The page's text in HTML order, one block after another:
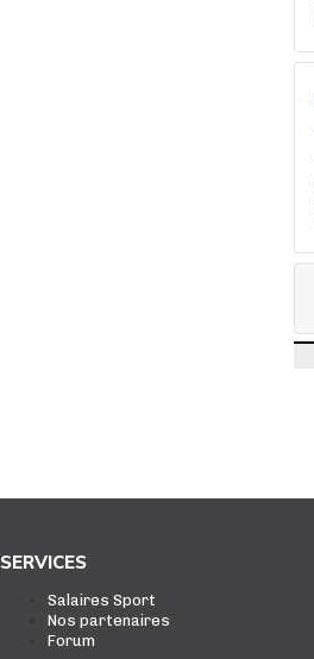
SERVICES
Salaires Sport
Nos partenaires
Forum